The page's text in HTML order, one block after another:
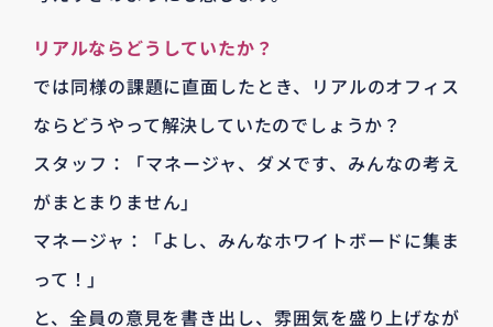
リアルならどうしていたか？
では同様の課題に直面したとき、リアルのオフィス
ならどうやって解決していたのでしょうか？
スタッフ：「マネージャ、ダメです、みんなの考え
がまとまりません」
マネージャ：「よし、みんなホワイトボードに集ま
って！」
と、全員の意見を書き出し、雰囲気を盛り上げなが